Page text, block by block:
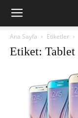
Ana Sayfa Etiketler
Etiket: Tablet